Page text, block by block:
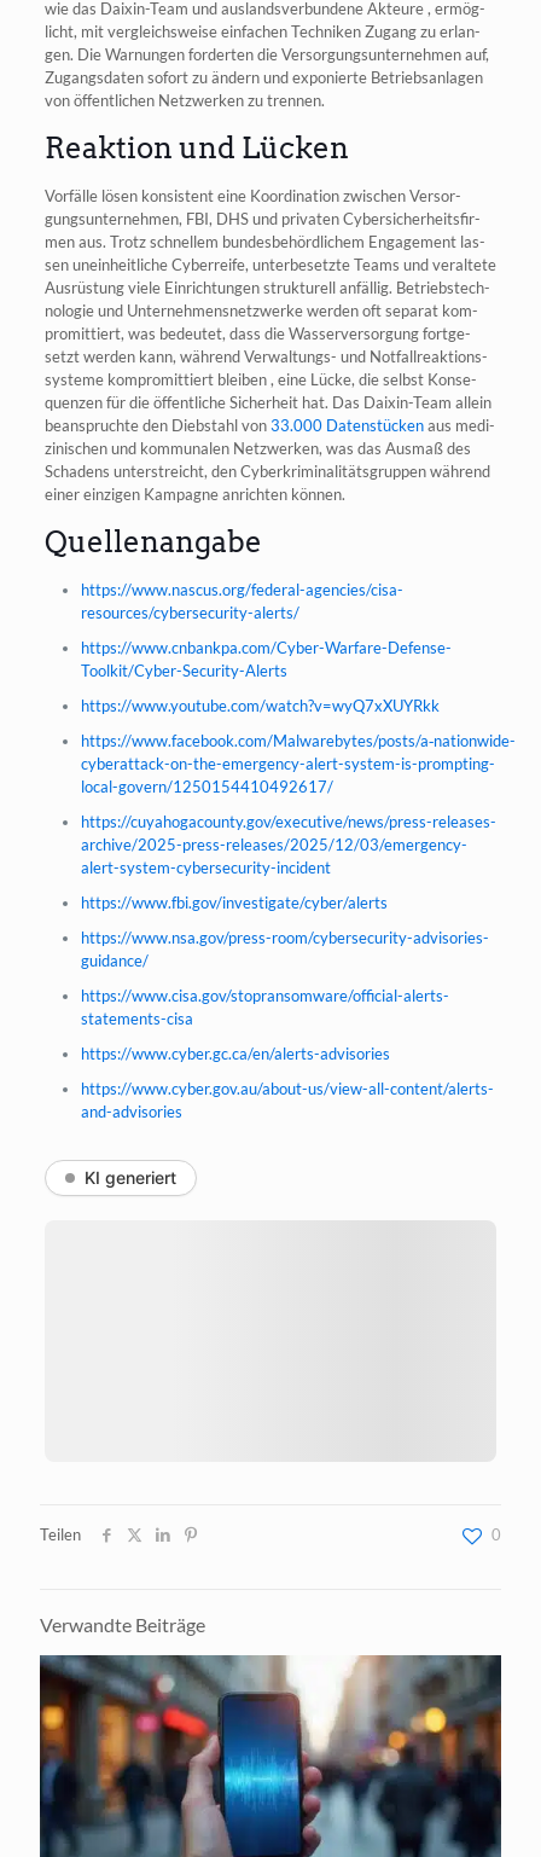
wie das Dai­xin-Team und aus­lands­ver­bun­de­ne Akteu­re , ermög­
licht, mit ver­gleichs­wei­se ein­fa­chen Tech­ni­ken Zugang zu erlan­
gen. Die War­nun­gen for­der­ten die Ver­sor­gungs­un­ter­neh­men auf,
Zugangs­da­ten sofort zu ändern und expo­nier­te Betriebs­an­la­gen
von öffent­li­chen Netz­wer­ken zu trennen.
Reaktion und Lücken
Vor­fäl­le lösen kon­sis­tent eine Koor­di­na­ti­on zwi­schen Ver­sor­
gungs­un­ter­neh­men, FBI, DHS und pri­va­ten Cyber­si­cher­heits­fir­
men aus. Trotz schnel­lem bun­des­be­hörd­li­chem Enga­ge­ment las­
sen unein­heit­li­che Cyber­rei­fe, unter­be­setz­te Teams und ver­al­te­te
Aus­rüs­tung vie­le Ein­rich­tun­gen struk­tu­rell anfäl­lig. Betriebs­tech­
no­lo­gie und Unter­neh­mens­netz­wer­ke wer­den oft sepa­rat kom­
pro­mit­tiert, was bedeu­tet, dass die Was­ser­ver­sor­gung fort­ge­
setzt wer­den kann, wäh­rend Ver­wal­tungs- und Not­fall­re­ak­ti­ons­
sys­te­me kom­pro­mit­tiert blei­ben , eine Lücke, die selbst Kon­se­
quen­zen für die öffent­li­che Sicher­heit hat. Das Dai­xin-Team allein
bean­spruch­te den Dieb­stahl von33.000 Daten­stü­ckenaus medi­
zi­ni­schen und kom­mu­na­len Netz­wer­ken, was das Aus­maß des
Scha­dens unter­streicht, den Cyber­kri­mi­na­li­täts­grup­pen wäh­rend
einer ein­zi­gen Kam­pa­gne anrich­ten können.
Quellenangabe
https://www.nascus.org/federal-agencies/cisa-
resources/cybersecurity-alerts/
https://www.cnbankpa.com/Cyber-Warfare-Defense-
Toolkit/Cyber-Security-Alerts
https://www.youtube.com/watch?v=wyQ7xXUYRkk
https://www.facebook.com/Malwarebytes/posts/a‑nationwide-
cyberattack-on-the-emergency-alert-system-is-prompting-
local-govern/1250154410492617/
https://cuyahogacounty.gov/executive/news/press-releases-
archive/2025-press-releases/2025/12/03/emergency-
alert-system-cybersecurity-incident
https://www.fbi.gov/investigate/cyber/alerts
https://www.nsa.gov/press-room/cybersecurity-advisories-
guidance/
https://www.cisa.gov/stopransomware/official-alerts-
statements-cisa
https://www.cyber.gc.ca/en/alerts-advisories
https://www.cyber.gov.au/about-us/view-all-content/alerts-
and-advisories
KI generiert
Teilen 0
Verwandte Beiträge